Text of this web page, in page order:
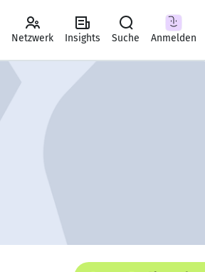
Netzwerk Insights Suche Anmelden